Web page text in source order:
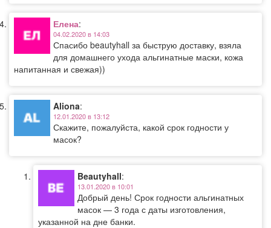
Елена:
04.02.2020 в 14:03
Спасибо beautyhall за быструю доставку, взяла
для домашнего ухода альгинатные маски, кожа
напитанная и свежая))
Aliona:
12.01.2020 в 13:12
Скажите, пожалуйста, какой срок годности у
масок?
Beautyhall:
13.01.2020 в 10:01
Добрый день! Срок годности альгинатных
масок — 3 года с даты изготовления,
указанной на дне банки.